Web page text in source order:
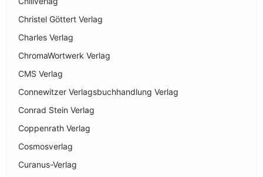
Christel Göttert Verlag
Charles Verlag
ChromaWortwerk Verlag
CMS Verlag
Connewitzer Verlagsbuchhandlung Verlag
Conrad Stein Verlag
Coppenrath Verlag
Cosmosverlag
Curanus-Verlag